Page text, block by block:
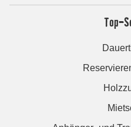
Top-